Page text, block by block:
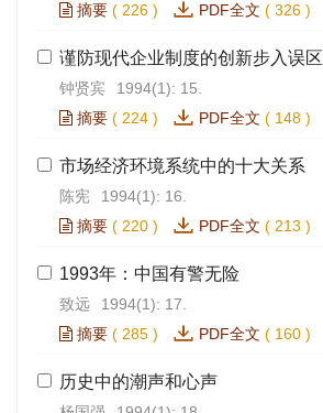
摘要 ( 226 ) PDF全文 ( 326 )
谨防现代企业制度的创新步入误区
钟贤宾
1994(1): 15.
摘要 ( 224 ) PDF全文 ( 148 )
市场经济环境系统中的十大关系
陈宪
1994(1): 16.
摘要 ( 220 ) PDF全文 ( 213 )
1993年：中国有警无险
致远
1994(1): 17.
摘要 ( 285 ) PDF全文 ( 160 )
历史中的潮声和心声